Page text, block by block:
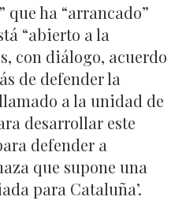
que ha “arrancado”
“abierto a la
con diálogo, acuerdo
de defender la
a la unidad de
desarrollar este
defender a
que supone una
para Cataluña’.